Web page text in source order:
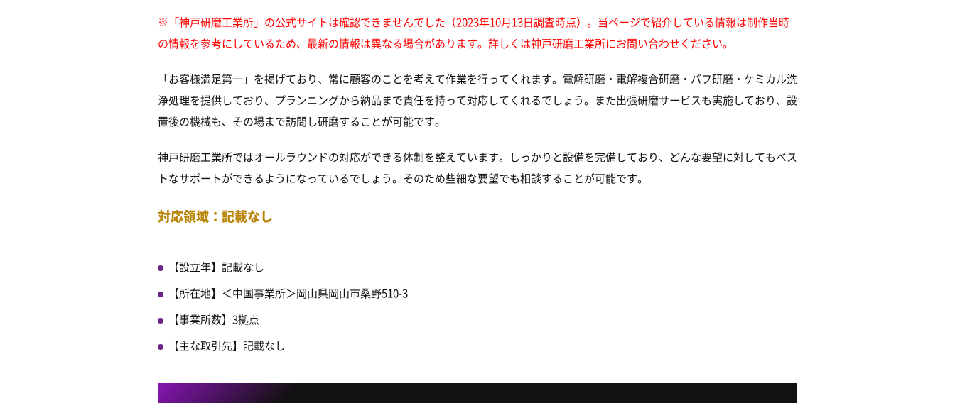
※「神戸研磨工業所」の公式サイトは確認できませんでした（2023年10月13日調査時点）。当ページで紹介している情報は制作当時
の情報を参考にしているため、最新の情報は異なる場合があります。詳しくは神戸研磨工業所にお問い合わせください。
「お客様満足第一」を掲げており、常に顧客のことを考えて作業を行ってくれます。電解研磨・電解複合研磨・バフ研磨・ケミカル洗
浄処理を提供しており、プランニングから納品まで責任を持って対応してくれるでしょう。また出張研磨サービスも実施しており、設
置後の機械も、その場まで訪問し研磨することが可能です。
神戸研磨工業所ではオールラウンドの対応ができる体制を整えています。しっかりと設備を完備しており、どんな要望に対してもベス
トなサポートができるようになっているでしょう。そのため些細な要望でも相談することが可能です。
対応領域：記載なし
【設立年】記載なし
【所在地】＜中国事業所＞岡山県岡山市桑野510-3
【事業所数】3拠点
【主な取引先】記載なし